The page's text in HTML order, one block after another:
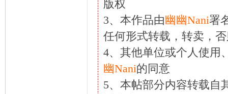
版权
3、本作品由幽幽Nani署
任何形式转载，转卖，
4、其他单位或个人使用
幽Nani的同意
5、本帖部分内容转载自